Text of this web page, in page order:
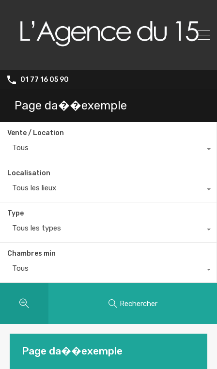
01 77 16 05 90
Page da��exemple
Vente / Location
Tous
Localisation
Tous les lieux
Type
Tous les types
Chambres min
Tous
Rechercher
Page da��exemple